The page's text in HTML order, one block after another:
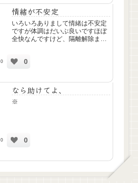
情緒が不安定
いろいろありまして情緒は不安定
ですが体調はだいぶ良いですほぼ
全快なんですけど、隔離解除まで
0 0
なら助けてよ、
※
0 0